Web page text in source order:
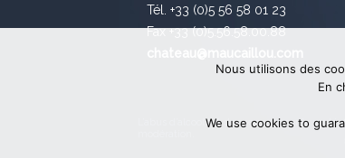
Tél. +33 (0)5 56 58 01 23
Fax +33 (0)5.56.58.00.88
L’abus d’alcool est dangereux pour la
Nous utilisons des
En
We use cookies to